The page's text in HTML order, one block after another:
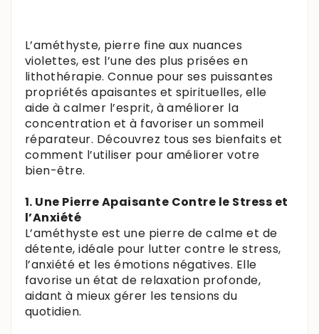
L’améthyste, pierre fine aux nuances
violettes, est l’une des plus prisées en
lithothérapie. Connue pour ses puissantes
propriétés apaisantes et spirituelles, elle
aide à calmer l’esprit, à améliorer la
concentration et à favoriser un sommeil
réparateur. Découvrez tous ses bienfaits et
comment l’utiliser pour améliorer votre
bien-être.
1. Une Pierre Apaisante Contre le Stress et
l’Anxiété
L’améthyste est une pierre de calme et de
détente, idéale pour lutter contre le stress,
l’anxiété et les émotions négatives. Elle
favorise un état de relaxation profonde,
aidant à mieux gérer les tensions du
quotidien.